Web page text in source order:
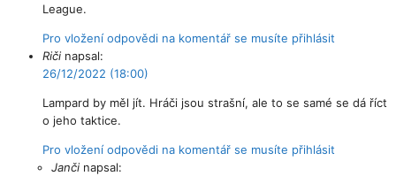
League.
Pro vložení odpovědi na komentář se musíte přihlásit
Riči napsal:
26/12/2022 (18:00)
Lampard by měl jít. Hráči jsou strašní, ale to se samé se dá říct
o jeho taktice.
Pro vložení odpovědi na komentář se musíte přihlásit
Janči napsal: